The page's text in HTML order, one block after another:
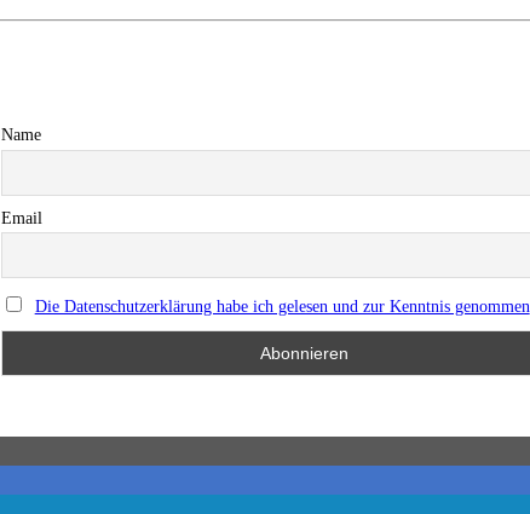
Name
Email
Die Datenschutzerklärung habe ich gelesen und zur Kenntnis genommen